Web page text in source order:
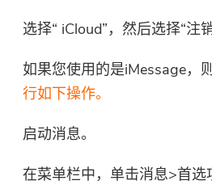
选择“ iCloud”，然后选择“注销
如果您使用的是iMessage，
行如下操作。
启动消息。
在菜单栏中，单击消息>首选
下载链接和优惠券代码
以点击按钮直接购